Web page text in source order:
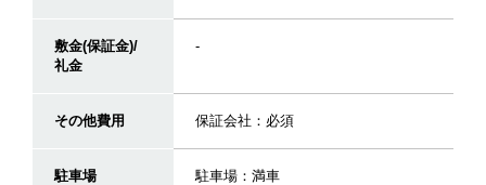
敷金(保証金)/
礼金
-
その他費用 保証会社：必須
駐車場
駐車場：満車